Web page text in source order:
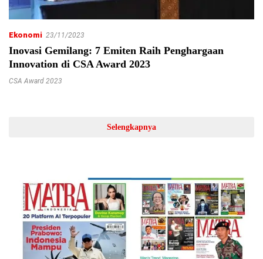
Ekonomi 23/11/2023
Inovasi Gemilang: 7 Emiten Raih Penghargaan
Innovation di CSA Award 2023
CSA Award 2023
Selengkapnya